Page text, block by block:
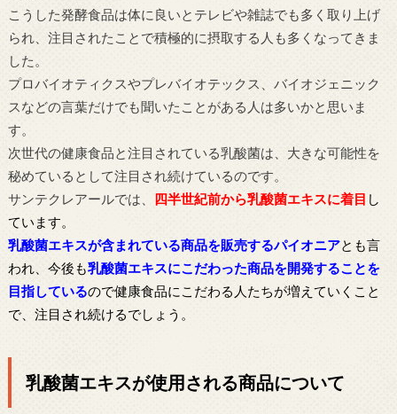
こうした発酵食品は体に良いとテレビや雑誌でも多く取り上げ
られ、注目されたことで積極的に摂取する人も多くなってきま
した。
プロバイオティクスやプレバイオテックス、バイオジェニック
スなどの言葉だけでも聞いたことがある人は多いかと思いま
す。
次世代の健康食品と注目されている乳酸菌は、大きな可能性を
秘めているとして注目され続けているのです。
サンテクレアールでは、 四半世紀前から乳酸菌エキスに着目 し
ています。
乳酸菌エキスが含まれている商品を販売するパイオニアとも言
われ、 今後も乳酸菌エキスにこだわった商品を開発することを
目指しているので健康食品にこだわる人たちが増えていくこと
で、注目され続けるでしょう。
乳酸菌エキスが使用される商品について